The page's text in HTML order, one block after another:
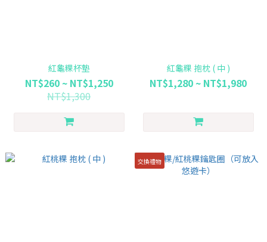
紅龜粿杯墊
NT$260 ~ NT$1,250
NT$1,300
紅龜粿 抱枕 ( 中 )
NT$1,280 ~ NT$1,980
交換禮物